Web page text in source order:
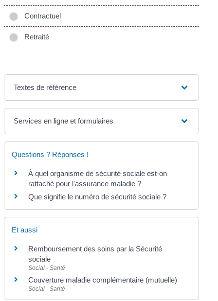
Contractuel
Retraité
Textes de référence
Services en ligne et formulaires
Questions ? Réponses !
À quel organisme de sécurité sociale est-on
rattaché pour l'assurance maladie ?
Que signifie le numéro de sécurité sociale ?
Et aussi
Remboursement des soins par la Sécurité
sociale
Social - Santé
Couverture maladie complémentaire (mutuelle)
Social - Santé